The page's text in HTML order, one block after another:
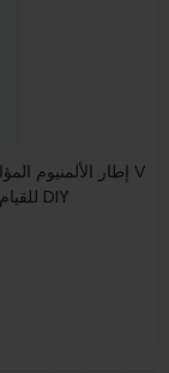
باللون الأسود لأداة الآلة CNC للقيام بمشروع DIY